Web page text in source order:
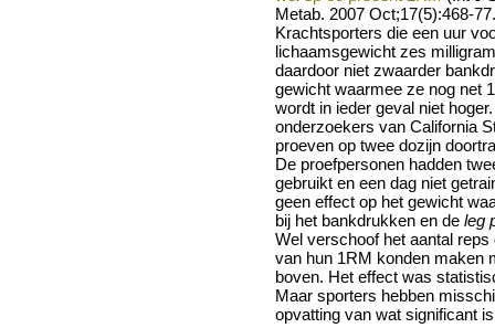
Metab. 2007 Oct;17(5):468-
Krachtsporters die een uur
lichaamsgewicht zes
daardoor niet zwaarder
gewicht waarmee ze nog net
wordt in ieder geval niet
onderzoekers van California
proeven op twee dozijn
De proefpersonen hadden
gebruikt en een dag niet
geen effect op het gewicht
bij het bankdrukken en de leg
Wel verschoof het aantal
van hun 1RM konden maken
boven. Het effect was
Maar sporters hebben
opvatting van wat significant